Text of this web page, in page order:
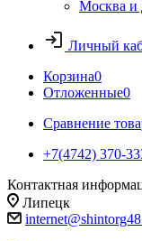
Москва и
Личный
Корзина0
Отложенные0
Сравнение
+7(4742) 370-
Контактная
Липецк